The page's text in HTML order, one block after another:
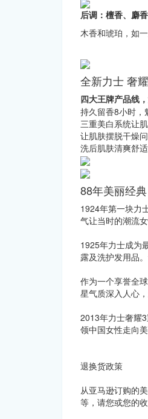
后调：檀香、麝
木香和琥珀，如
全新力士 奢
四大王牌产品线
持久留香8小时，
三重美白系统让
让肌肤摆脱干燥
洗后肌肤清爽舒
88年美丽经
1924年第一块力
气让当时的潮流女
1925年力士成为
露及洗护发用品
作为一个享誉全
星气质深入人心
2013年力士奢耀
领中国女性走向
退换货政策
从亚马逊订购的
等，请您或您的